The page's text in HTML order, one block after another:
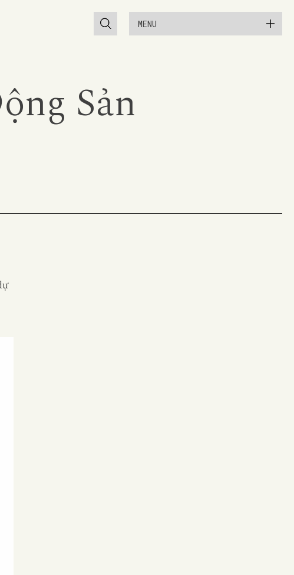
MENU
Sản